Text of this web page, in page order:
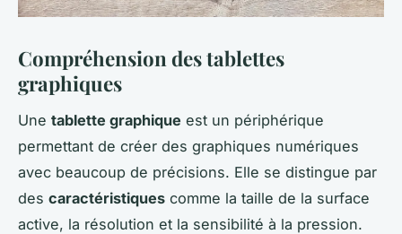
Compréhension des tablettes
graphiques
Une tablette graphique est un périphérique
permettant de créer des graphiques numériques
avec beaucoup de précisions. Elle se distingue par
des caractéristiques comme la taille de la surface
active, la résolution et la sensibilité à la pression.